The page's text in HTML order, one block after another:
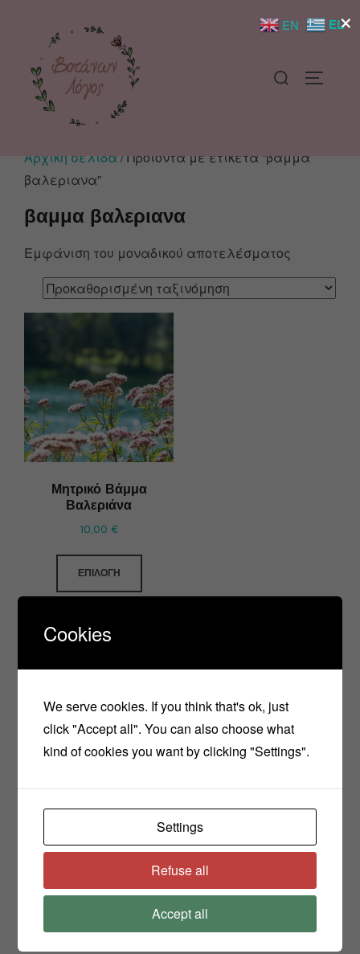
Αρχική σελίδα / Προϊόντα με ετικέτα “βαμμα
βαλεριανα”
βαμμα βαλεριανα
Εμφάνιση του μοναδικού αποτελέσματος
Μητρικό Βάμμα
Βαλεριάνα
10,00 €
ΕΠΙΛΟΓΉ
×
Cookies
We serve cookies. If you think that's ok, just
click "Accept all". You can also choose what
kind of cookies you want by clicking "Settings".
Settings
Refuse all
Accept all
EN EL